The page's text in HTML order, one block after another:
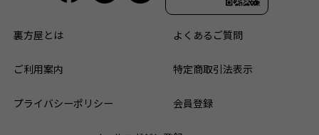
裏方屋とは よくあるご質問
ご利用案内 特定商取引法表示
プライバシーポリシー 会員登録